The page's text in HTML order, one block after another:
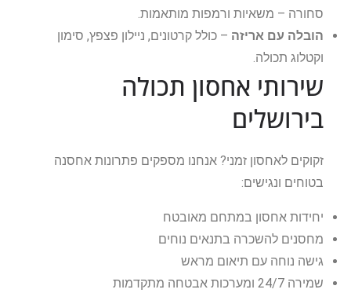
סחורה – משאיות ורמפות מותאמות.
הובלה עם אריזה – כולל קרטונים, ניילון פצפץ, סימון
וקטלוג תכולה.
שירותי אחסון תכולה
בירושלים
זקוקים לאחסון זמני? אנחנו מספקים פתרונות אחסנה
בטוחים ונגישים:
יחידות אחסון במתחם מאובטח
מחסנים להשכרה בתנאים נוחים
גישה נוחה עם תיאום מראש
שמירה 24/7 ומערכות אבטחה מתקדמות